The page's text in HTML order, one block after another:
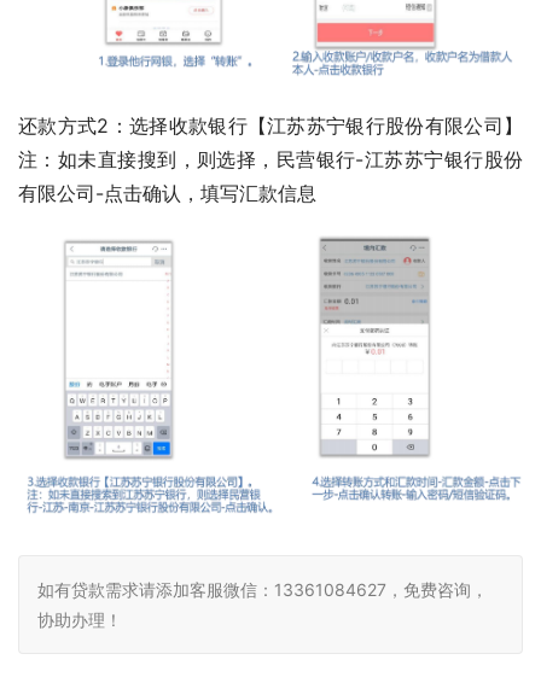
还款方式2：选择收款银行【江苏苏宁银行股份有限公司】
注：如未直接搜到，则选择，民营银行-江苏苏宁银行股份
有限公司-点击确认，填写汇款信息
如有贷款需求请添加客服微信：13361084627，免费咨询，
协助办理！